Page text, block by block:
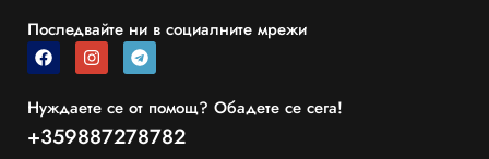
Последвайте ни в социалните мрежи
Нуждаете се от помощ? Обадете се сега!
+359887278782